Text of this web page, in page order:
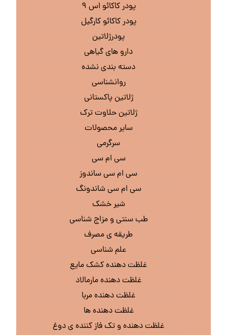
پودر کاکائو اس ۹
پودر کاکائو کارگیل
پودرژلاتین
دارو های گیاهی
دسته بندی نشده
روانشناسی
ژلاتین پاکستانی
ژلاتین حلاوت ترک
سایر محصولات
سرگرمی
سی ام سی
سی ام سی ساندوز
سی ام سی شاندونگ
شیر خشک
طب سنتی و مزاج شناسی
طریقه ی مصرف
علم شناسی
غلظت دهنده کشک مایع
غلظت دهنده مارمالاد
غلظت دهنده مربا
غلظت دهنده ها
غلظت دهنده و تک فاز کننده ی دوغ